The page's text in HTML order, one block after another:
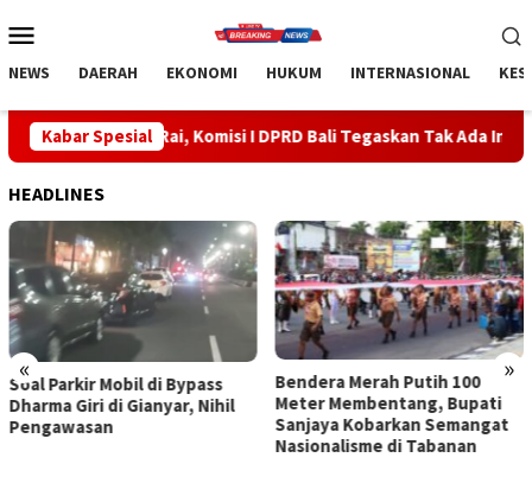
ke
Mobile
NEWS DAERAH EKONOMI HUKUM INTERNASIONAL
Kabar Spesial
Rai, Komisi I DPRD Bali Tegaskan Tak Ada Indikasi
HEADLINES
« »
Bendera Merah Putih 100
Meter Membentang, Bupati
Sanjaya Kobarkan Semangat
Sidak Bea Cukai Ngurah Rai,
Komisi I DPRD Bali Tegaskan
Tak Ada Indikasi
Penyalahgunaan Barang